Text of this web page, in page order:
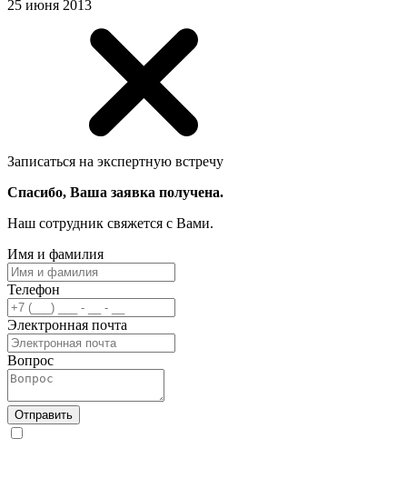
25 июня 2013
Записаться на экспертную встречу
Спасибо, Ваша заявка получена.
Наш сотрудник свяжется с Вами.
Имя и фамилия
Телефон
Электронная почта
Вопрос
Отправить